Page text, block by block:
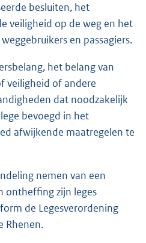
besluiten, het
veiligheid op de weg en het
en passagiers.
het belang van
veiligheid of andere
dat noodzakelijk
bevoegd in het
afwijkende maatregelen te
nemen van een
ontheffing zijn leges
de Legesverordening
Rhenen.